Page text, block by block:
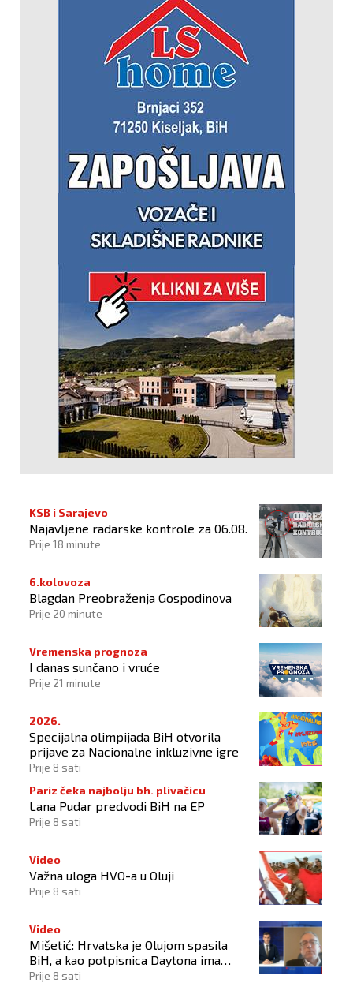
KSB i Sarajevo
Najavljene radarske kontrole za 06.08.
Prije 18 minute
6.kolovoza
Blagdan Preobraženja Gospodinova
Prije 20 minute
Vremenska prognoza
I danas sunčano i vruće
Prije 21 minute
2026.
Specijalna olimpijada BiH otvorila
prijave za Nacionalne inkluzivne igre
Prije 8 sati
Pariz čeka najbolju bh. plivačicu
Lana Pudar predvodi BiH na EP
Prije 8 sati
Video
Važna uloga HVO-a u Oluji
Prije 8 sati
Video
Mišetić: Hrvatska je Olujom spasila
BiH, a kao potpisnica Daytona ima
puno pravo štititi hrvatski narod
Prije 8 sati